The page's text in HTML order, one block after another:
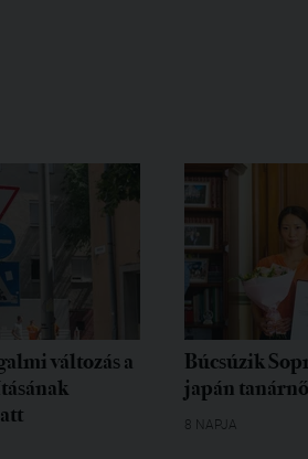
változás a
Búcsúzik
japán tanárnő
8 NAPJA